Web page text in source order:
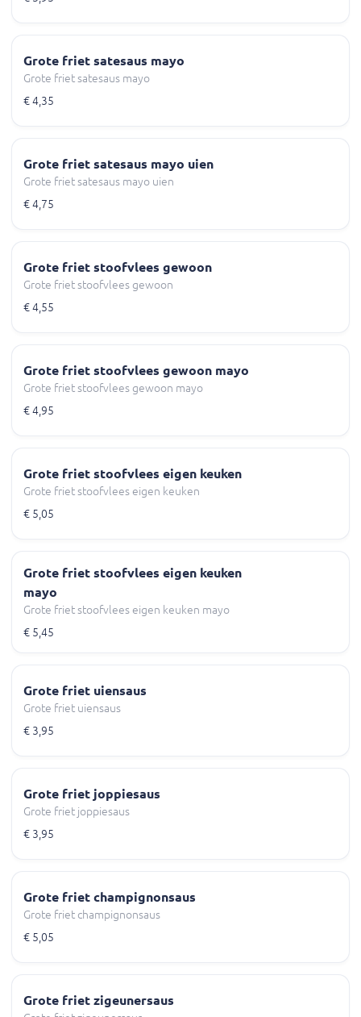
Grote friet satesaus mayo
Grote friet satesaus mayo
€ 4,35
Grote friet satesaus mayo uien
Grote friet satesaus mayo uien
€ 4,75
Grote friet stoofvlees gewoon
Grote friet stoofvlees gewoon
€ 4,55
Grote friet stoofvlees gewoon mayo
Grote friet stoofvlees gewoon mayo
€ 4,95
Grote friet stoofvlees eigen keuken
Grote friet stoofvlees eigen keuken
€ 5,05
Grote friet stoofvlees eigen keuken
mayo
Grote friet stoofvlees eigen keuken mayo
€ 5,45
Grote friet uiensaus
Grote friet uiensaus
€ 3,95
Grote friet joppiesaus
Grote friet joppiesaus
€ 3,95
Grote friet champignonsaus
Grote friet champignonsaus
€ 5,05
Grote friet zigeunersaus